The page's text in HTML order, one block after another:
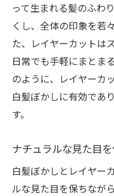
って生まれる髪のふわ
くし、全体の印象を若
た、レイヤーカットは
日常でも手軽にまとま
のように、レイヤーカ
白髪ぼかしに有効であ
す。
ナチュラルな見た目
白髪ぼかしとレイヤー
ルな見た目を保ちなが